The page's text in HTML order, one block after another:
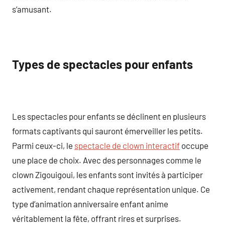
s’amusant.
Types de spectacles pour enfants
Les spectacles pour enfants se déclinent en plusieurs
formats captivants qui sauront émerveiller les petits.
Parmi ceux-ci, le spectacle de clown interactif occupe
une place de choix. Avec des personnages comme le
clown Zigouigoui, les enfants sont invités à participer
activement, rendant chaque représentation unique. Ce
type d’animation anniversaire enfant anime
véritablement la fête, offrant rires et surprises.